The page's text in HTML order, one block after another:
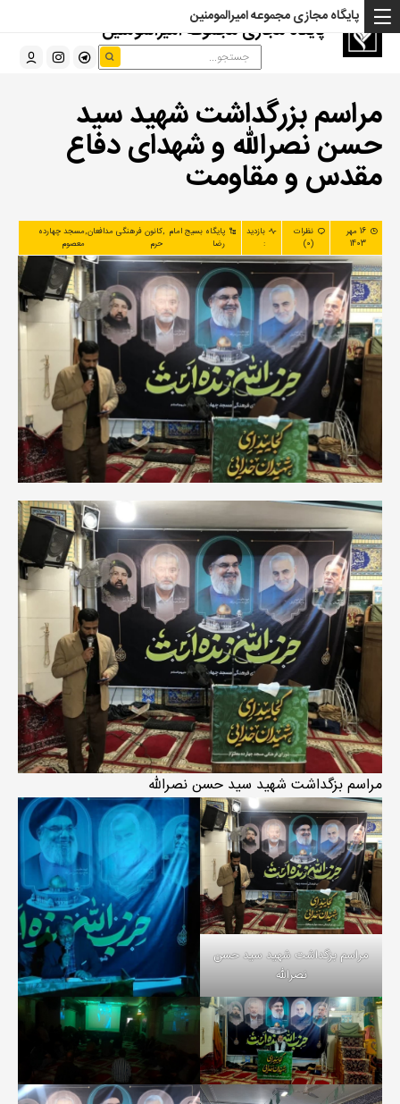
پایگاه مجازی مجموعه امیرالمومنین
پایگاه مجازی مجموعه امیرالمومنین
مراسم بزرگداشت شهید سید
حسن نصرالله و شهدای دفاع
مقدس و مقاومت
16 مهر
1403
نظرات
(0)
بازدید
:
پایگاه بسیج امام
رضا
,کانون فرهنگی مدافعان
حرم
,مسجد چهارده
معصوم
مراسم بزگداشت شهید سید حسن نصرالله
مراسم بزگداشت شهید سید حسن
نصرالله